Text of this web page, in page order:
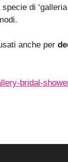
di
anche per
bridal-